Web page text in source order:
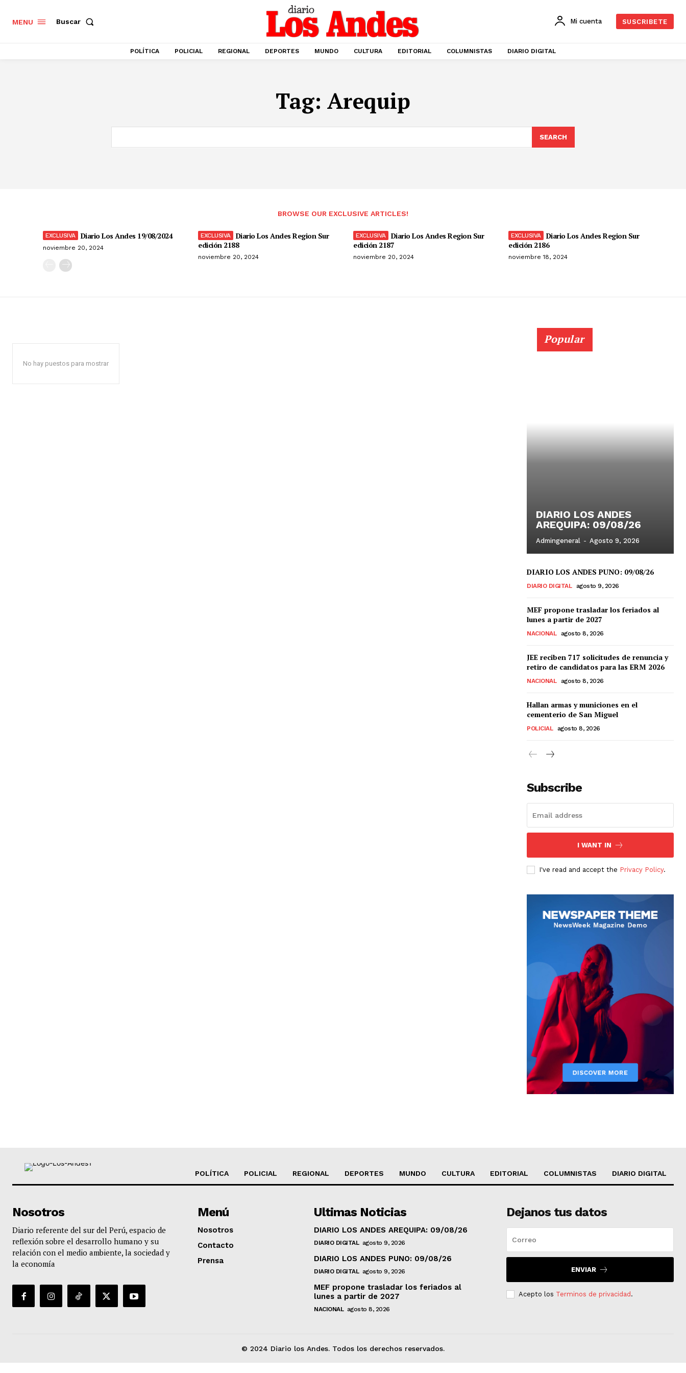
MENU Buscar Mi cuenta SUSCRIBETE
POLÍTICA POLICIAL REGIONAL DEPORTES MUNDO CULTURA EDITORIAL COLUMNISTAS DIARIO DIGITAL
Tag: Arequip
SEARCH
BROWSE OUR EXCLUSIVE ARTICLES!
Diario Los Andes 19/08/2024
noviembre 20, 2024
Diario Los Andes Region Sur
edición 2188
noviembre 20, 2024
Diario Los Andes Region Sur
edición 2187
noviembre 20, 2024
Diario Los Andes Region Sur
edición 2186
noviembre 18, 2024
No hay puestos para mostrar
Popular
DIARIO LOS ANDES
AREQUIPA: 09/08/26
Admingeneral - Agosto 9, 2026
DIARIO LOS ANDES PUNO: 09/08/26
DIARIO DIGITAL agosto 9, 2026
MEF propone trasladar los feriados al
lunes a partir de 2027
NACIONAL agosto 8, 2026
JEE reciben 717 solicitudes de renuncia y
retiro de candidatos para las ERM 2026
NACIONAL agosto 8, 2026
Hallan armas y municiones en el
cementerio de San Miguel
POLICIAL agosto 8, 2026
Subscribe
I WANT IN
I've read and accept the Privacy Policy.
POLÍTICA POLICIAL REGIONAL DEPORTES MUNDO CULTURA EDITORIAL COLUMNISTAS DIARIO DIGITAL
Nosotros
Diario referente del sur del Perú, espacio de
reflexión sobre el desarrollo humano y su
relación con el medio ambiente, la sociedad y
la economía
Menú
Nosotros
Contacto
Prensa
Ultimas Noticias
DIARIO LOS ANDES AREQUIPA: 09/08/26
DIARIO DIGITAL agosto 9, 2026
DIARIO LOS ANDES PUNO: 09/08/26
DIARIO DIGITAL agosto 9, 2026
MEF propone trasladar los feriados al
lunes a partir de 2027
NACIONAL agosto 8, 2026
Dejanos tus datos
ENVIAR
Acepto los Terminos de privacidad .
© 2024 Diario los Andes. Todos los derechos reservados.